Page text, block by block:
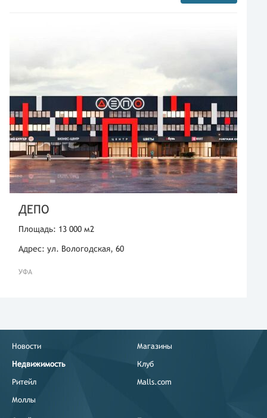
ДЕПО
Площадь: 13 000 м2
Адрес: ул. Вологодская, 60
УФА
Новости
Недвижимость
Ритейл
Моллы
Магазины
Клуб
Malls.com